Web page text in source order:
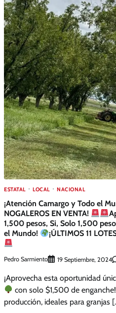
ESTATAL LOCAL NACIONAL
¡Atención Camargo y Todo el
NOGALEROS EN VENTA!
1,500 pesos, Si, Solo 1,500
el Mundo!
¡ÚLTIMOS 11
Pedro Sarmiento 19 Septiembre, 2024
¡Aprovecha esta oportunidad
con solo $1,500 de
producción, ideales para granjas